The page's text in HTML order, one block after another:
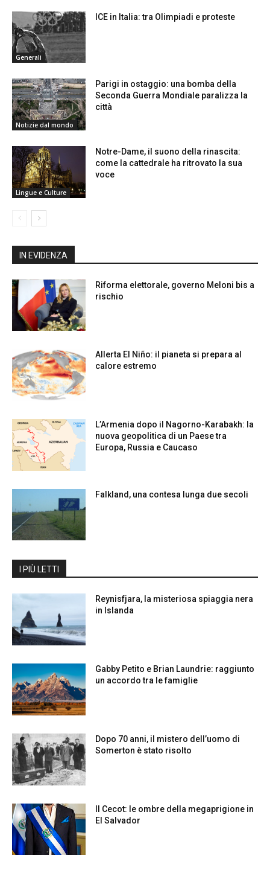
Generali
ICE in Italia: tra Olimpiadi e proteste
Notizie dal mondo
Parigi in ostaggio: una bomba della
Seconda Guerra Mondiale paralizza la
città
Lingue e Culture
Notre-Dame, il suono della rinascita:
come la cattedrale ha ritrovato la sua
voce
IN EVIDENZA
Riforma elettorale, governo Meloni bis a
rischio
Allerta El Niño: il pianeta si prepara al
calore estremo
L’Armenia dopo il Nagorno-Karabakh: la
nuova geopolitica di un Paese tra
Europa, Russia e Caucaso
Falkland, una contesa lunga due secoli
I PIÙ LETTI
Reynisfjara, la misteriosa spiaggia nera
in Islanda
Gabby Petito e Brian Laundrie: raggiunto
un accordo tra le famiglie
Dopo 70 anni, il mistero dell’uomo di
Somerton è stato risolto
Il Cecot: le ombre della megaprigione in
El Salvador